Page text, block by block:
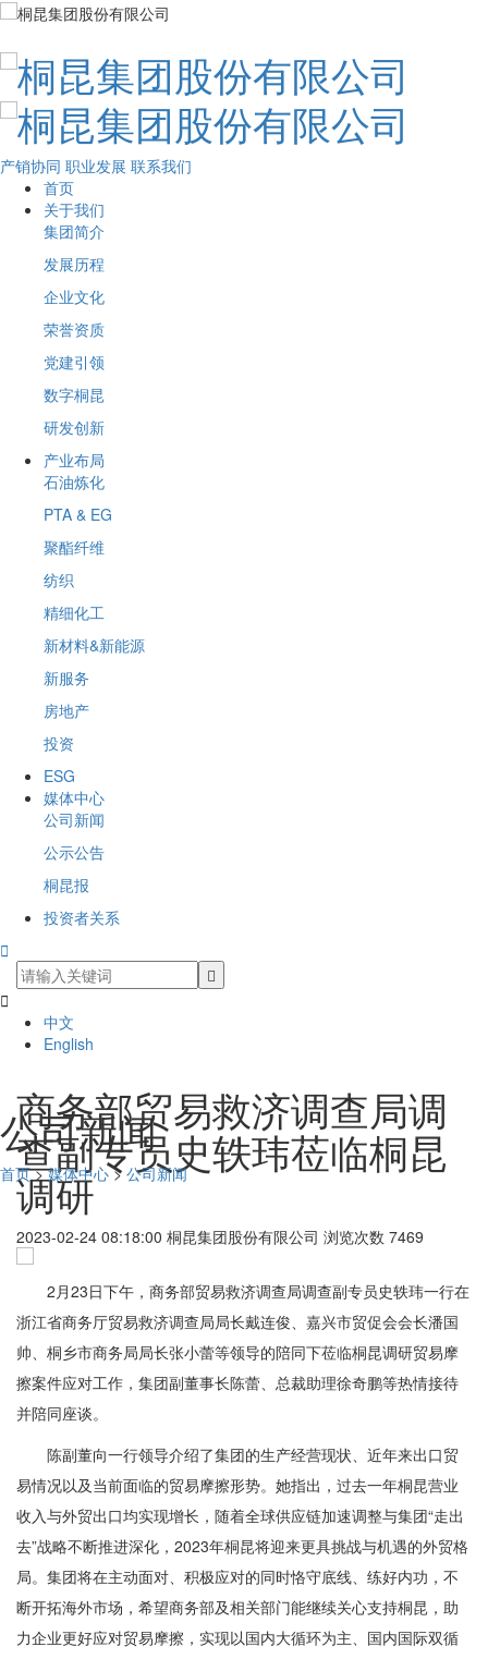
产销协同 职业发展 联系我们
首页
关于我们
集团简介
发展历程
企业文化
荣誉资质
党建引领
数字桐昆
研发创新
产业布局
石油炼化
PTA & EG
聚酯纤维
纺织
精细化工
新材料&新能源
新服务
房地产
投资
ESG
媒体中心
公司新闻
公示公告
桐昆报
投资者关系


中文
English
公司新闻
首页>媒体中心> 公司新闻
商务部贸易救济调查局调
查副专员史轶玮莅临桐昆
调研
2023-02-24 08:18:00 桐昆集团股份有限公司 浏览次数 7469
2月23日下午，商务部贸易救济调查局调查副专员史轶玮一行在
浙江省商务厅贸易救济调查局局长戴连俊、嘉兴市贸促会会长潘国
帅、桐乡市商务局局长张小蕾等领导的陪同下莅临桐昆调研贸易摩
擦案件应对工作，集团副董事长陈蕾、总裁助理徐奇鹏等热情接待
并陪同座谈。
陈副董向一行领导介绍了集团的生产经营现状、近年来出口贸
易情况以及当前面临的贸易摩擦形势。她指出，过去一年桐昆营业
收入与外贸出口均实现增长，随着全球供应链加速调整与集团“走出
去”战略不断推进深化，2023年桐昆将迎来更具挑战与机遇的外贸格
局。集团将在主动面对、积极应对的同时恪守底线、练好内功，不
断开拓海外市场，希望商务部及相关部门能继续关心支持桐昆，助
力企业更好应对贸易摩擦，实现以国内大循环为主、国内国际双循